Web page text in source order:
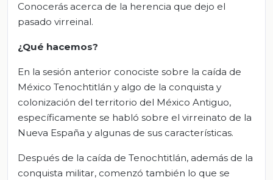
Conocerás acerca de la herencia que dejo el
pasado virreinal.
¿Qué hacemos?
En la sesión anterior conociste sobre la caída de
México Tenochtitlán y algo de la conquista y
colonización del territorio del México Antiguo,
específicamente se habló sobre el virreinato de la
Nueva España y algunas de sus características.
Después de la caída de Tenochtitlán, además de la
conquista militar, comenzó también lo que se